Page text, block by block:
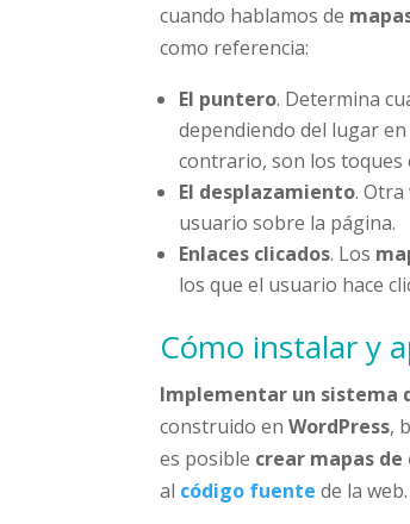
cuando hablamos de
como referencia:
El puntero. Determina
dependiendo del lugar
contrario, son los toques
El desplazamiento.
usuario sobre la página.
Enlaces clicados. Los
los que el usuario hace
Cómo instalar y
Implementar un sistema
construido enWordPress,
es posible crear mapas
al código fuente de la web.